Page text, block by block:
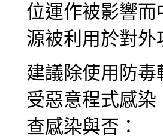
位運作被影響
源被利用於對外
建議除使用防
受惡意程式感
查感染與否：